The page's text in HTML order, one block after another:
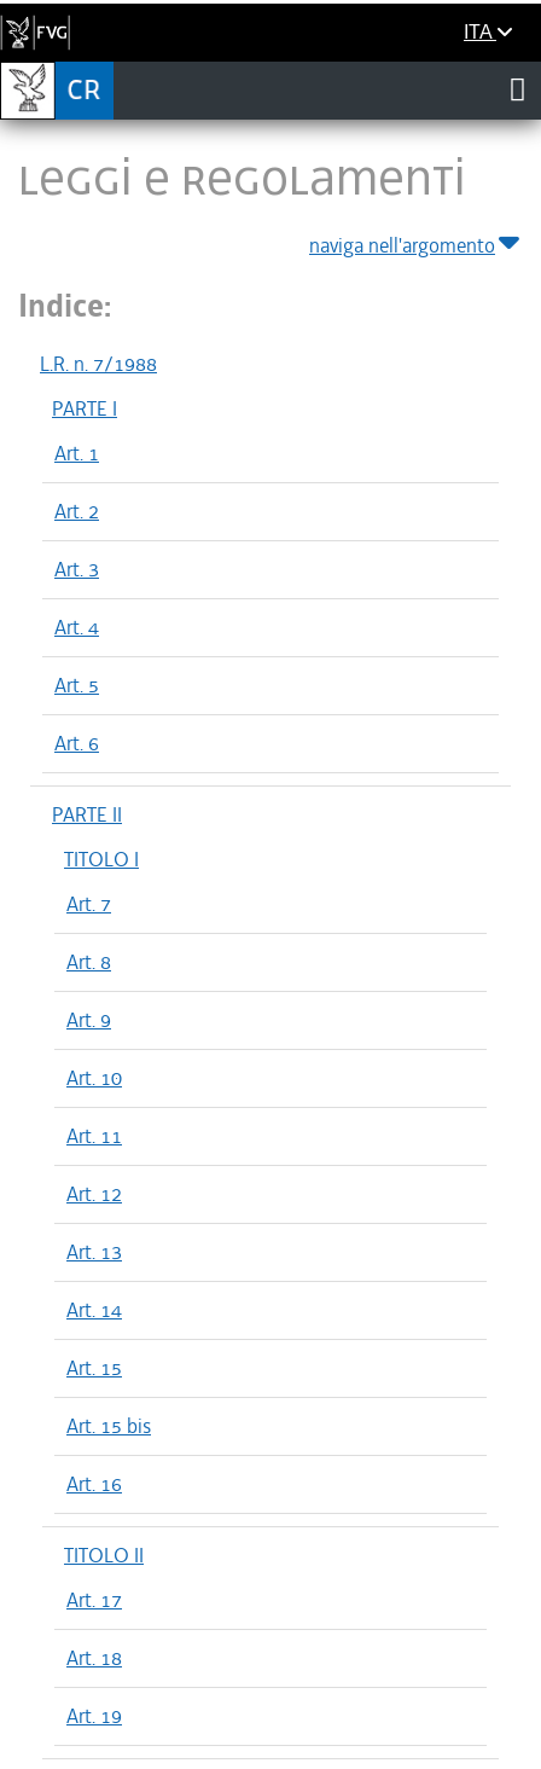
ITA
LEGGI E REGOLAMENTI
naviga nell'argomento
Indice:
L.R. n. 7/1988
PARTE I
Art. 1
Art. 2
Art. 3
Art. 4
Art. 5
Art. 6
PARTE II
TITOLO I
Art. 7
Art. 8
Art. 9
Art. 10
Art. 11
Art. 12
Art. 13
Art. 14
Art. 15
Art. 15 bis
Art. 16
TITOLO II
Art. 17
Art. 18
Art. 19